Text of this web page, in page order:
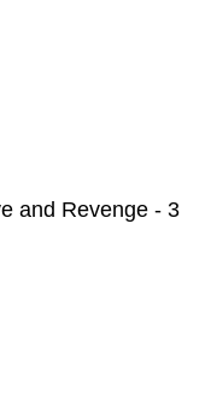
and Revenge - 3